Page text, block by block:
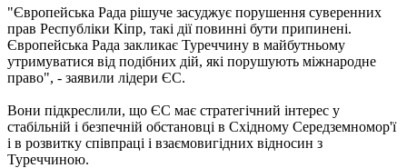
"Європейська Рада рішуче засуджує порушення суверенних
прав Республіки Кіпр, такі дії повинні бути припинені.
Європейська Рада закликає Туреччину в майбутньому
утримуватися від подібних дій, які порушують міжнародне
право", - заявили лідери ЄС.
Вони підкреслили, що ЄС має стратегічний інтерес у
стабільній і безпечній обстановці в Східному Середземномор'ї
і в розвитку співпраці і взаємовигідних відносин з
Туреччиною.